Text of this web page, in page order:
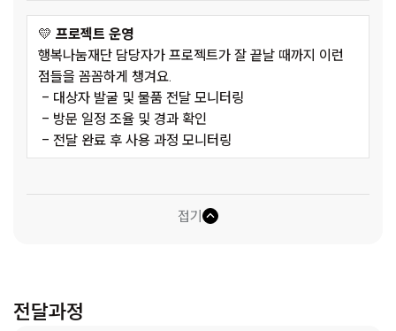
💛 프로젝트 운영
행복나눔재단 담당자가 프로젝트가 잘 끝날 때까지 이런
점들을 꼼꼼하게 챙겨요.
- 대상자 발굴 및 물품 전달 모니터링
- 방문 일정 조율 및 경과 확인
- 전달 완료 후 사용 과정 모니터링
접기
전달과정